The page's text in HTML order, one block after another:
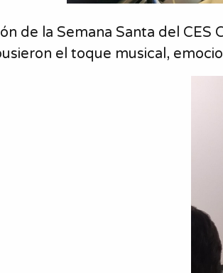
de la Semana Santa del
el toque musical,